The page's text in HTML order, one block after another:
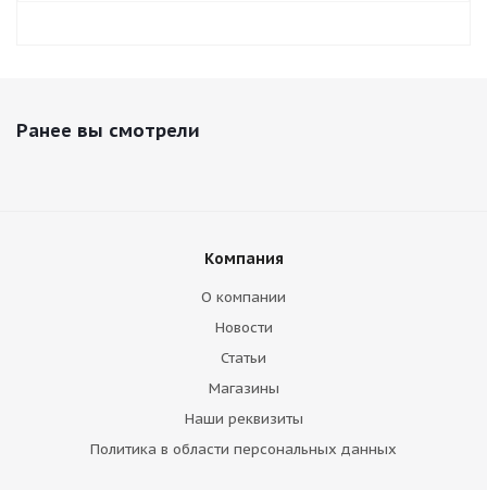
Ранее вы смотрели
Компания
О компании
Новости
Статьи
Магазины
Наши реквизиты
Политика в области персональных данных